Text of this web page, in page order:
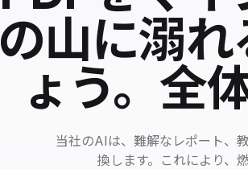
の山に溺
ょう。全
当社のAIは、難解なレポート、
換します。これにより、